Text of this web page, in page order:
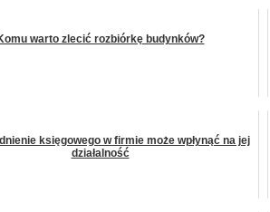
warto zlecić rozbiórkę budynków?
księgowego w firmie może wpłynąć na jej
działalność